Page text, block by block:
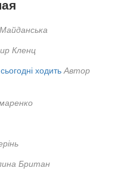
Кленц
ходить Автор
Британ